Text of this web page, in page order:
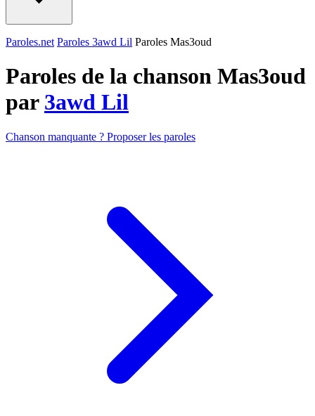
Paroles.net Paroles 3awd Lil Paroles Mas3oud
Paroles de la chanson Mas3oud
par 3awd Lil
Chanson manquante ? Proposer les paroles